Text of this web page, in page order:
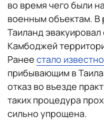
во время чего были
военным объектам. В
Таиланд
Камбоджей
Ранее стало известно
прибывающим в
отказ во въезде
таких процедура
сильно упрощена.